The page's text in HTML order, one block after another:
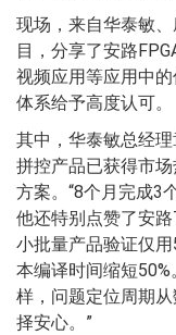
现场，来自华泰敏
目，分享了安路
视频应用等应用中
体系给予高度认可。
其中，华泰敏总经
拼控产品已获得市
方案。“8个月完成3
他还特别点赞了安
小批量产品验证仅
本编译时间缩短
样，问题定位周期
择安心。”